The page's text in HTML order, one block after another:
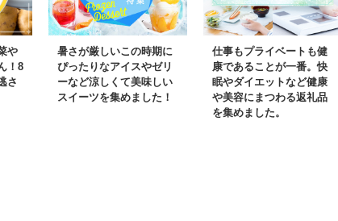
や
！8
さ
暑さが厳しいこの時期に
ぴったりなアイスやゼリ
ーなど涼しくて美味しい
スイーツを集めました！
仕事もプライベートも健
康であることが一番。快
眠やダイエットなど健康
や美容にまつわる返礼品
を集めました。